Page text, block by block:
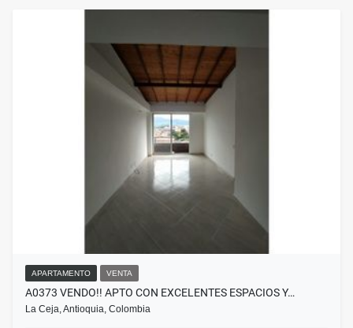
APARTAMENTO VENTA
A0373 VENDO!! APTO CON EXCELENTES ESPACIOS Y…
La Ceja, Antioquia, Colombia